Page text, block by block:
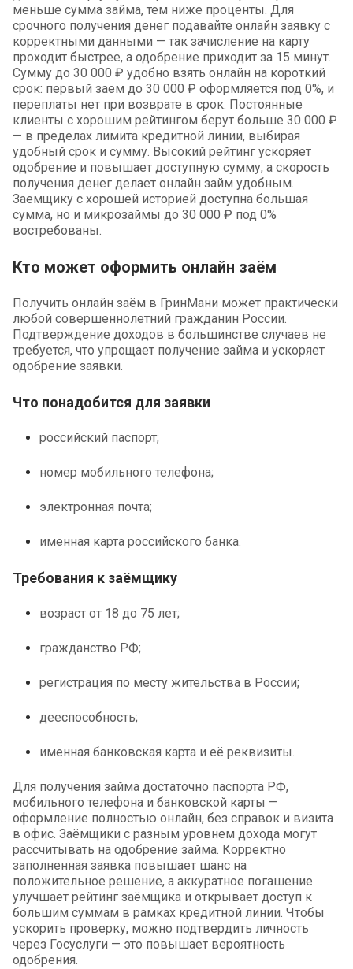
меньше сумма займа, тем ниже проценты. Для
срочного получения денег подавайте онлайн заявку с
корректными данными — так зачисление на карту
проходит быстрее, а одобрение приходит за 15 минут.
Сумму до 30 000 ₽ удобно взять онлайн на короткий
срок: первый заём до 30 000 ₽ оформляется под 0%, и
переплаты нет при возврате в срок. Постоянные
клиенты с хорошим рейтингом берут больше 30 000 ₽
— в пределах лимита кредитной линии, выбирая
удобный срок и сумму. Высокий рейтинг ускоряет
одобрение и повышает доступную сумму, а скорость
получения денег делает онлайн займ удобным.
Заемщику с хорошей историей доступна большая
сумма, но и микрозаймы до 30 000 ₽ под 0%
востребованы.
Кто может оформить онлайн заём
Получить онлайн заём в ГринМани может практически
любой совершеннолетний гражданин России.
Подтверждение доходов в большинстве случаев не
требуется, что упрощает получение займа и ускоряет
одобрение заявки.
Что понадобится для заявки
российский паспорт;
номер мобильного телефона;
электронная почта;
именная карта российского банка.
Требования к заёмщику
возраст от 18 до 75 лет;
гражданство РФ;
регистрация по месту жительства в России;
дееспособность;
именная банковская карта и её реквизиты.
Для получения займа достаточно паспорта РФ,
мобильного телефона и банковской карты —
оформление полностью онлайн, без справок и визита
в офис. Заёмщики с разным уровнем дохода могут
рассчитывать на одобрение займа. Корректно
заполненная заявка повышает шанс на
положительное решение, а аккуратное погашение
улучшает рейтинг заёмщика и открывает доступ к
большим суммам в рамках кредитной линии. Чтобы
ускорить проверку, можно подтвердить личность
через Госуслуги — это повышает вероятность
одобрения.